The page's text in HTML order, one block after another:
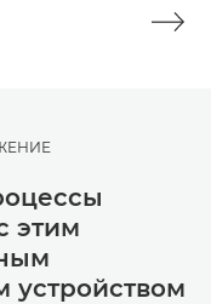
этим